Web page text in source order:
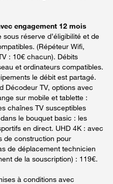
engagement 12 mois
réserve d’éligibilité et de
(Répéteur Wifi,
: 10€ chacun). Débits
et ordinateurs compatibles.
le débit est partagé.
Décodeur TV, options avec
sur mobile et tablette :
chaînes TV susceptibles
le bouquet basic : les
en direct. UHD 4K : avec
de construction pour
de déplacement technicien
de la souscription) : 119€.
à conditions avec